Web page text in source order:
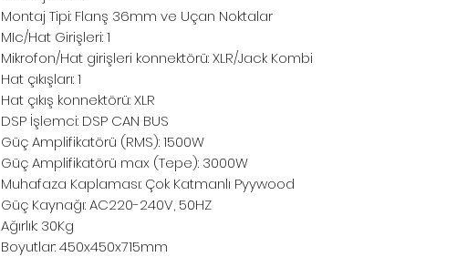
Montaj Tipi: Flanş 36mm ve Uçan Noktalar
MIc/Hat Girişleri: 1
Mikrofon/Hat girişleri konnektörü: XLR/Jack Kombi
Hat çıkışları: 1
Hat çıkış konnektörü: XLR
DSP İşlemci: DSP CAN BUS
Güç Amplifikatörü (RMS): 1500W
Güç Amplifikatörü max (Tepe): 3000W
Muhafaza Kaplaması: Çok Katmanlı Pyywood
Güç Kaynağı: AC220-240V, 50HZ
Ağırlık: 30Kg
Boyutlar: 450x450x715mm